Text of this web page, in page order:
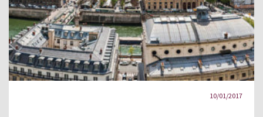
10/01/2017